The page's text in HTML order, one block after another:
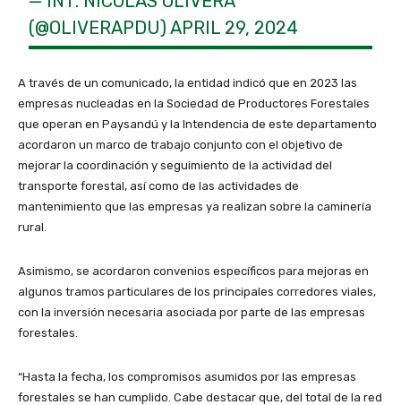
(@OLIVERAPDU)APRIL 29, 2024
A través de un comunicado, la entidad indicó que en 2023 las
empresas nucleadas en la Sociedad de Productores Forestales
que operan en Paysandú y la Intendencia de este departamento
acordaron un marco de trabajo conjunto con el objetivo de
mejorar la coordinación y seguimiento de la actividad del
transporte forestal, así como de las actividades de
mantenimiento que las empresas ya realizan sobre la caminería
rural.
Asimismo, se acordaron convenios específicos para mejoras en
algunos tramos particulares de los principales corredores viales,
con la inversión necesaria asociada por parte de las empresas
forestales.
“Hasta la fecha, los compromisos asumidos por las empresas
forestales se han cumplido. Cabe destacar que, del total de la red